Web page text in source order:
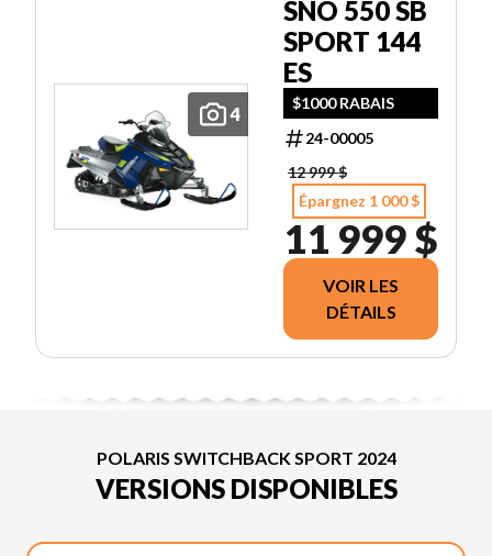
4
SNO 550 SB
SPORT 144
ES
$1000 RABAIS
24-00005
12 999 $
Épargnez 1 000 $
11 999 $
VOIR LES
DÉTAILS
POLARIS SWITCHBACK SPORT 2024
VERSIONS DISPONIBLES